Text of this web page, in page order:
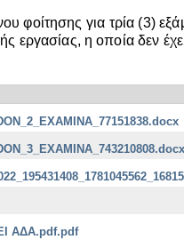
φοίτησης για τρία (3)
εργασίας, η οποία δεν
ΑΔΑ.pdf.pdf